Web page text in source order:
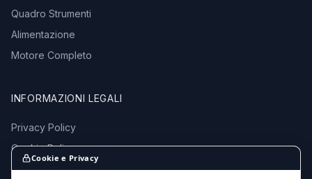
Quadro Strumenti
Alimentazione
Motore Completo
INFORMAZIONI LEGALI
Privacy Policy
Cookie Policy
Termini e Condizioni
Cookie e Privacy